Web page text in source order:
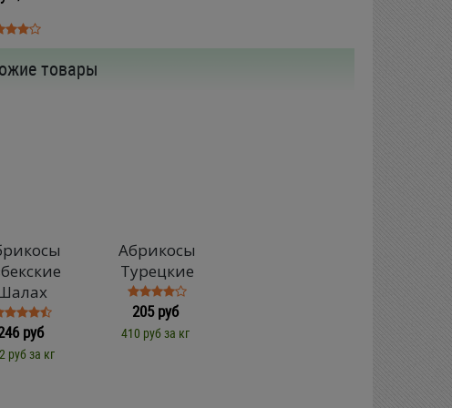
товары
руб
руб за кг
Абрикосы
Турецкие
205 руб
410 руб за кг